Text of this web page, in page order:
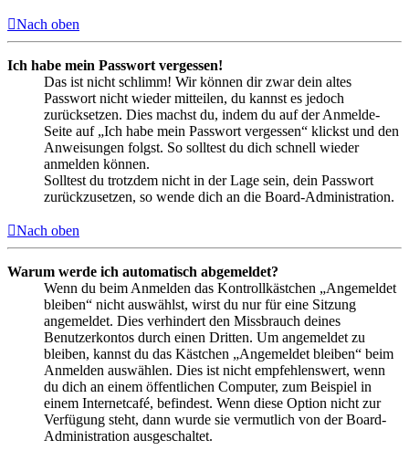
Nach oben
Ich habe mein Passwort vergessen!
Das ist nicht schlimm! Wir können dir zwar dein altes
Passwort nicht wieder mitteilen, du kannst es jedoch
zurücksetzen. Dies machst du, indem du auf der Anmelde-
Seite auf „Ich habe mein Passwort vergessen“ klickst und den
Anweisungen folgst. So solltest du dich schnell wieder
anmelden können.
Solltest du trotzdem nicht in der Lage sein, dein Passwort
zurückzusetzen, so wende dich an die Board-Administration.
Nach oben
Warum werde ich automatisch abgemeldet?
Wenn du beim Anmelden das Kontrollkästchen „Angemeldet
bleiben“ nicht auswählst, wirst du nur für eine Sitzung
angemeldet. Dies verhindert den Missbrauch deines
Benutzerkontos durch einen Dritten. Um angemeldet zu
bleiben, kannst du das Kästchen „Angemeldet bleiben“ beim
Anmelden auswählen. Dies ist nicht empfehlenswert, wenn
du dich an einem öffentlichen Computer, zum Beispiel in
einem Internetcafé, befindest. Wenn diese Option nicht zur
Verfügung steht, dann wurde sie vermutlich von der Board-
Administration ausgeschaltet.